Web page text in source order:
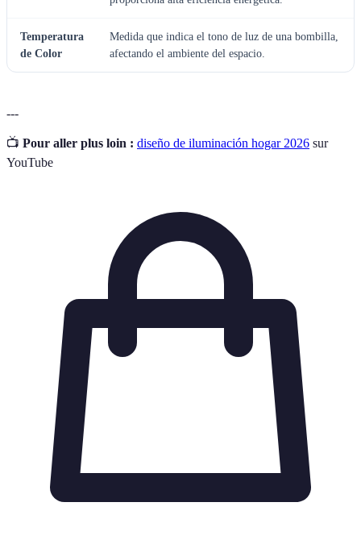
Temperatura
de Color
Medida que indica el tono de luz de una bombilla,
afectando el ambiente del espacio.
---
📺 Pour aller plus loin : diseño de iluminación hogar 2026 sur
YouTube